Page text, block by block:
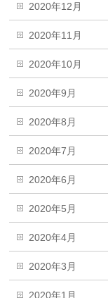
2020年12月
2020年11月
2020年10月
2020年9月
2020年8月
2020年7月
2020年6月
2020年5月
2020年4月
2020年3月
2020年1月